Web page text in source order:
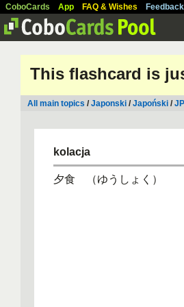
CoboCards App FAQ & Wishes Feedback
This flashcard is
All main topics /Japonski /Japoński /
kolacja
夕食 （ゆうしょく）